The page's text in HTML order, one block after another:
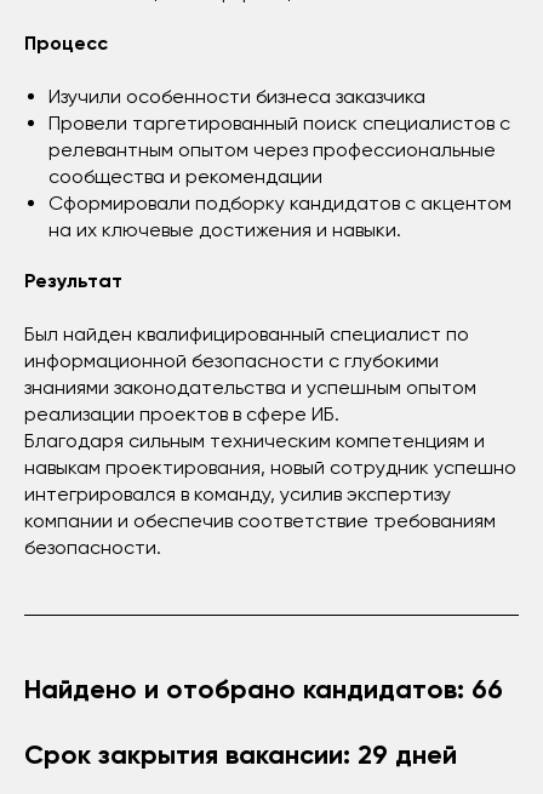
Процесс
Изучили особенности бизнеса заказчика
Провели таргетированный поиск специалистов с
релевантным опытом через профессиональные
сообщества и рекомендации
Сформировали подборку кандидатов с акцентом
на их ключевые достижения и навыки.
Результат
Был найден квалифицированный специалист по
информационной безопасности с глубокими
знаниями законодательства и успешным опытом
реализации проектов в сфере ИБ.
Благодаря сильным техническим компетенциям и
навыкам проектирования, новый сотрудник успешно
интегрировался в команду, усилив экспертизу
компании и обеспечив соответствие требованиям
безопасности.
Найдено и отобрано кандидатов: 66
Срок закрытия вакансии: 29 дней